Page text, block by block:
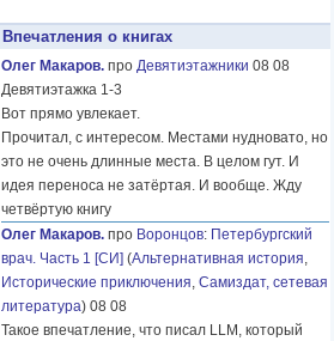
Впечатления о книгах
Олег Макаров. про Девятиэтажники 08 08
Девятиэтажка 1-3
Вот прямо увлекает.
Прочитал, с интересом. Местами нудновато, но
это не очень длинные места. В целом гут. И
идея переноса не затёртая. И вообще. Жду
четвёртую книгу
Олег Макаров. про Воронцов: Петербургский
врач. Часть 1 [СИ] (Альтернативная история,
Исторические приключения, Самиздат, сетевая
литература) 08 08
Такое впечатление, что писал LLM, который